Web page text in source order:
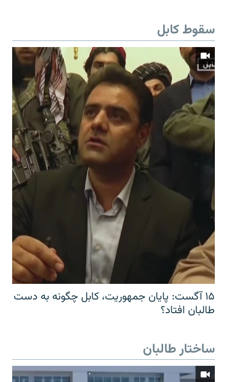
سقوط کابل
۱۵ آگست: پایان جمهوریت، کابل چگونه به دست
طالبان افتاد؟
ساختار طالبان